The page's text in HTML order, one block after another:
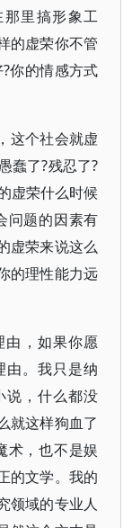
里搞形象工
的虚荣你不管
你的情感方式
这个社会就虚
蠢了?残忍了?
虚荣什么时候
问题的因素有
虚荣来说这么
的理性能力远
由，如果你愿
由。我只是纳
，什么都没
就这样狗血了
术，也不是娱
的文学。我的
领域的专业人